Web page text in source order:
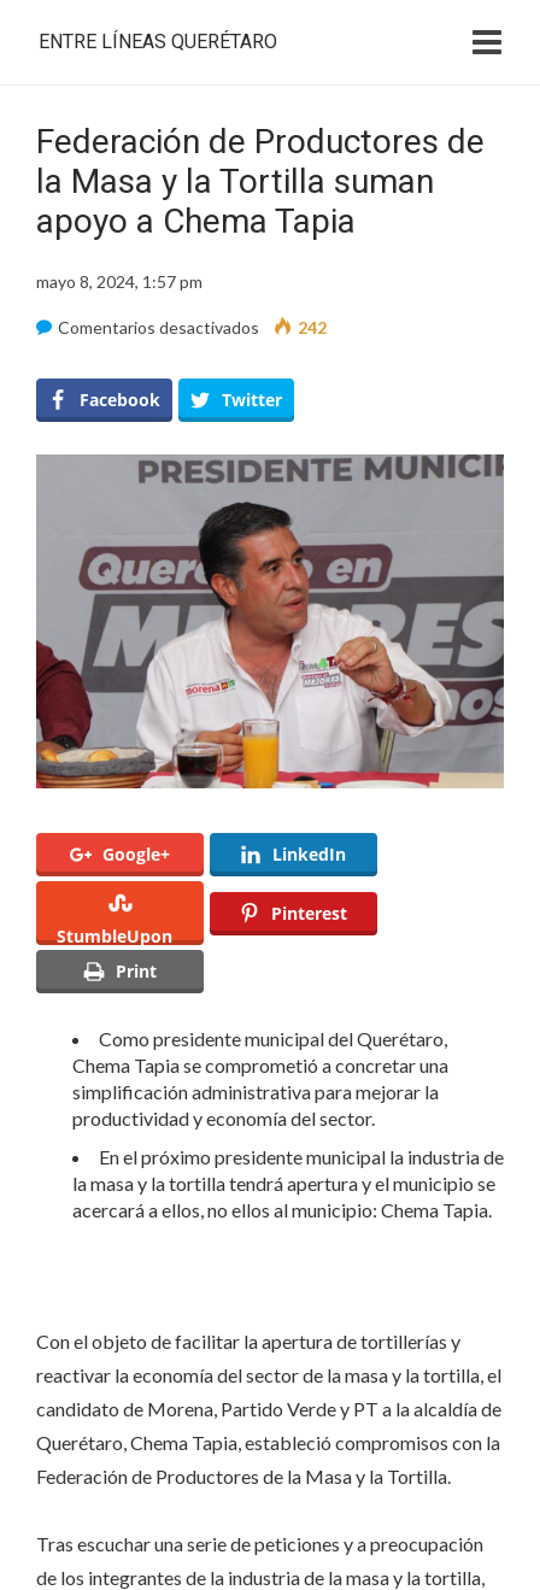
ENTRE LÍNEAS QUERÉTARO
Federación de Productores de
la Masa y la Tortilla suman
apoyo a Chema Tapia
mayo 8, 2024, 1:57 pm
Comentarios desactivados en
de
Productores
de
Masa
y
la
Tortilla
suman
apoyo
a
Chema
242
Facebook Twitter
Google+ LinkedIn
StumbleUpon
Pinterest
Print
Como presidente municipal del Querétaro,
Chema Tapia se comprometió a concretar una
simplificación administrativa para mejorar la
productividad y economía del sector.
En el próximo presidente municipal la industria de
la masa y la tortilla tendrá apertura y el municipio se
acercará a ellos, no ellos al municipio: Chema Tapia.
Con el objeto de facilitar la apertura de tortillerías y
reactivar la economía del sector de la masa y la tortilla, el
candidato de Morena, Partido Verde y PT a la alcaldía de
Querétaro, Chema Tapia, estableció compromisos con la
Federación de Productores de la Masa y la Tortilla.
Tras escuchar una serie de peticiones y a preocupación
de los integrantes de la industria de la masa y la tortilla,